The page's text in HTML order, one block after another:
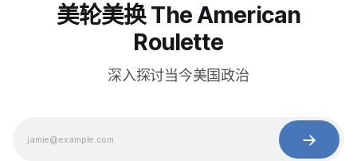
美轮美换 The American
Roulette
深入探讨当今美国政治